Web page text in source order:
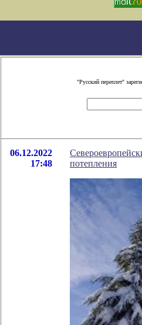
"Русский переплет"
06.12.2022
17:48
потепления